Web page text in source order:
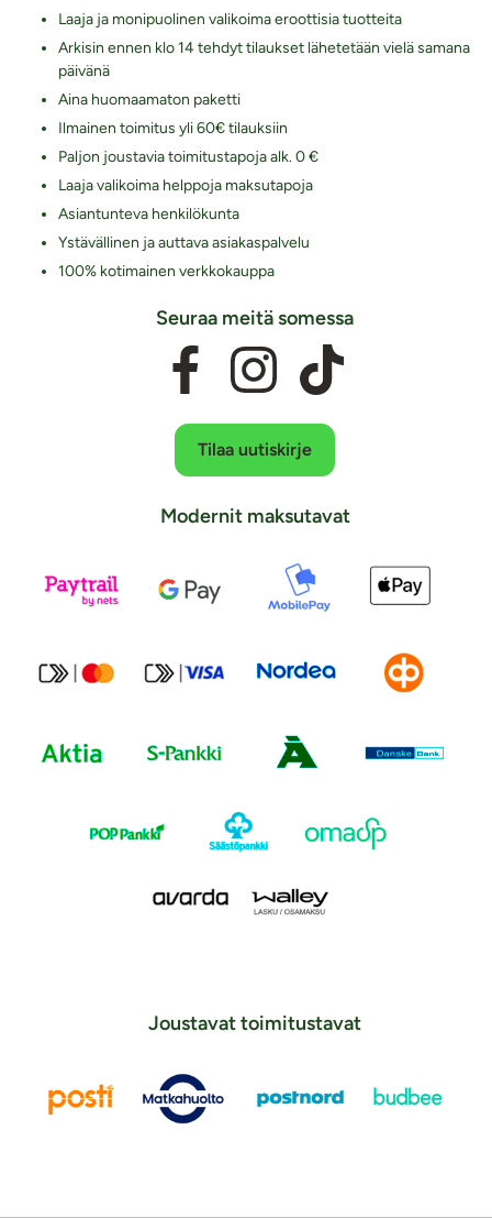
Laaja ja monipuolinen valikoima eroottisia tuotteita
Arkisin ennen klo 14 tehdyt tilaukset lähetetään vielä samana
päivänä
Aina huomaamaton paketti
Ilmainen toimitus yli 60€ tilauksiin
Paljon joustavia toimitustapoja alk. 0 €
Laaja valikoima helppoja maksutapoja
Asiantunteva henkilökunta
Ystävällinen ja auttava asiakaspalvelu
100% kotimainen verkkokauppa
Seuraa meitä somessa
Tilaa uutiskirje
Modernit maksutavat
Joustavat toimitustavat